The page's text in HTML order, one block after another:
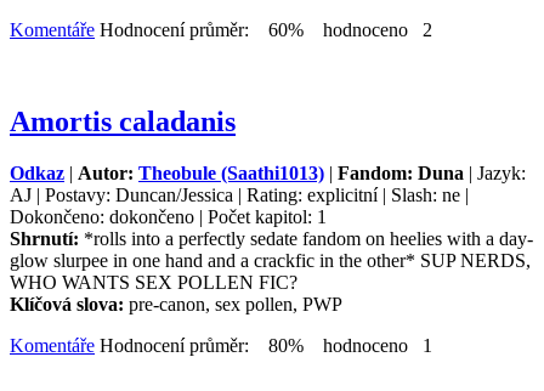
Komentáře Hodnocení průměr: 60% hodnoceno 2
Amortis caladanis
Odkaz | Autor: Theobule (Saathi1013) | Fandom: Duna | Jazyk:
AJ | Postavy: Duncan/Jessica | Rating: explicitní | Slash: ne |
Dokončeno: dokončeno | Počet kapitol: 1
Shrnutí: *rolls into a perfectly sedate fandom on heelies with a day-
glow slurpee in one hand and a crackfic in the other* SUP NERDS,
WHO WANTS SEX POLLEN FIC?
Klíčová slova: pre-canon, sex pollen, PWP
Komentáře Hodnocení průměr: 80% hodnoceno 1